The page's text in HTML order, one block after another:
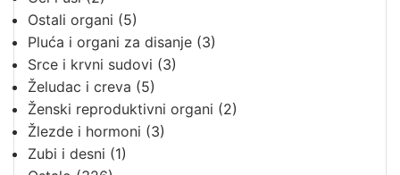
Ostali organi (5)
Pluća i organi za disanje (3)
Srce i krvni sudovi (3)
Želudac i creva (5)
Ženski reproduktivni organi (2)
Žlezde i hormoni (3)
Zubi i desni (1)